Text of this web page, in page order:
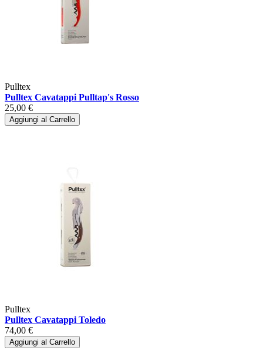
Pulltex
Pulltex Cavatappi Pulltap's Rosso
25,00 €
Aggiungi al Carrello
Pulltex
Pulltex Cavatappi Toledo
74,00 €
Aggiungi al Carrello